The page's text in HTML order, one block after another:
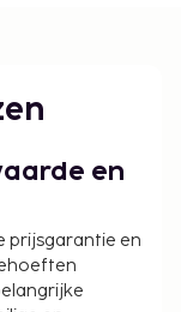
te
een
en
prijsgarantie en